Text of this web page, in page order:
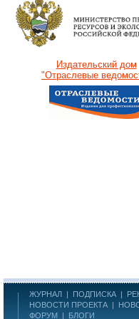
Издательский дом
"Отраслевые
ЖУРНАЛ | ПОДПИСКА |
НОВОСТИ ПРОЕКТА |
ФОРУМ | БЛОГИ